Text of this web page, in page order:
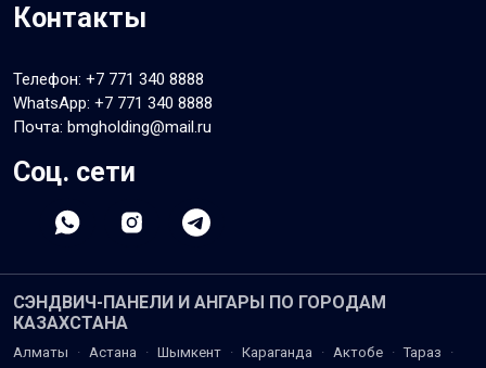
Контакты
Телефон: +7 771 340 8888
WhatsApp: +7 771 340 8888
Почта: bmgholding@mail.ru
Соц. сети
СЭНДВИЧ-ПАНЕЛИ И АНГАРЫ ПО ГОРОДАМ
КАЗАХСТАНА
Алматы · Астана · Шымкент · Караганда · Актобе · Тараз ·